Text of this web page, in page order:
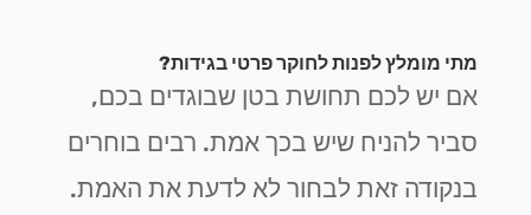
מתי מומלץ לפנות לחוקר פרטי בגידות?
אם יש לכם תחושת בטן שבוגדים בכם,
סביר להניח שיש בכך אמת. רבים בוחרים
בנקודה זאת לבחור לא לדעת את האמת.